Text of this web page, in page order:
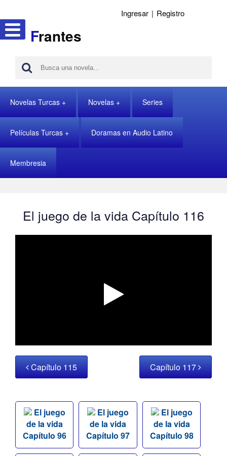
Frantes
Ingresar | Registro
Novelas Turcas Novelas Series
Películas Turcas Doramas en Audio Latino
Membresia
El juego de la vida Capítulo 116
Capítulo 115 Capítulo 117
El juego
de la vida
Capítulo 96
El juego
de la vida
Capítulo 97
El juego
de la vida
Capítulo 98